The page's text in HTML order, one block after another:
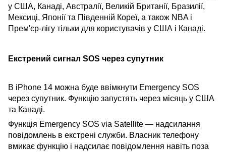
у США, Канаді, Австралії, Великій Британії, Бразилії,
Мексиці, Японії та Південній Кореї, а також NBA і
Прем'єр-лігу тільки для користувачів у США і Канаді.
Екстрений сигнал SOS через супутник
В iPhone 14 можна буде ввімкнути Emergency SOS
через супутник. Функцію запустять через місяць у США
та Канаді.
Функція Emergency SOS via Satellite — надсилання
повідомлень в екстрені служби. Власник телефону
вмикає функцію і надсилає повідомлення навіть поза